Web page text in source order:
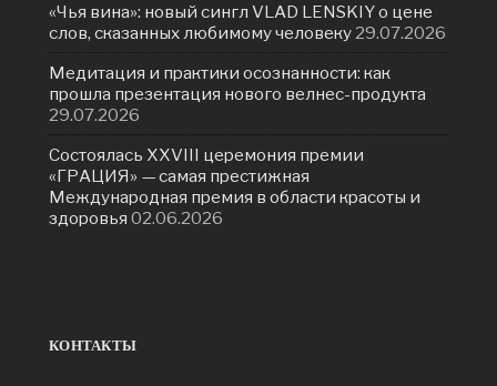
«Чья вина»: новый сингл VLAD LENSKIY о цене
слов, сказанных любимому человеку29.07.2026
Медитация и практики осознанности: как
прошла презентация нового велнес-продукта
29.07.2026
Состоялась ХXVIII церемония премии
«ГРАЦИЯ» — самая престижная
Международная премия в области красоты и
здоровья 02.06.2026
КОНТАКТЫ